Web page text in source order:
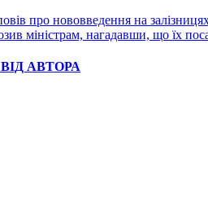
про нововведення на
міністрам, нагадавши, що їх
АВТОРА